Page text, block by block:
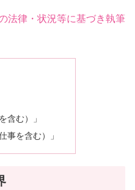
法律・状況等に基づき執筆
含む）」
事を含む）」